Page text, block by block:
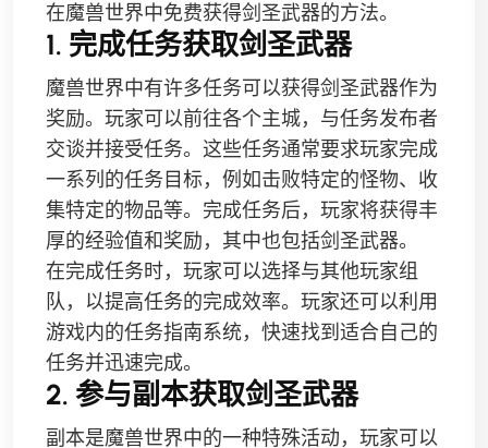
在魔兽世界中免费获得剑圣武器的方法。
1. 完成任务获取剑圣武器
魔兽世界中有许多任务可以获得剑圣武器作为
奖励。玩家可以前往各个主城，与任务发布者
交谈并接受任务。这些任务通常要求玩家完成
一系列的任务目标，例如击败特定的怪物、收
集特定的物品等。完成任务后，玩家将获得丰
厚的经验值和奖励，其中也包括剑圣武器。
在完成任务时，玩家可以选择与其他玩家组
队，以提高任务的完成效率。玩家还可以利用
游戏内的任务指南系统，快速找到适合自己的
任务并迅速完成。
2. 参与副本获取剑圣武器
副本是魔兽世界中的一种特殊活动，玩家可以